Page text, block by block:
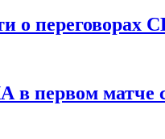
о
первом матче